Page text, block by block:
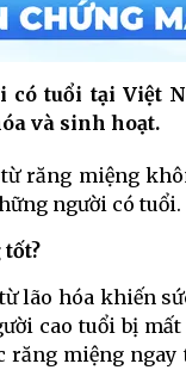
có tuổi tại Việt
và sinh hoạt.
răng miệng
người có tuổi.
lão hóa khiến
cao tuổi bị
miệng